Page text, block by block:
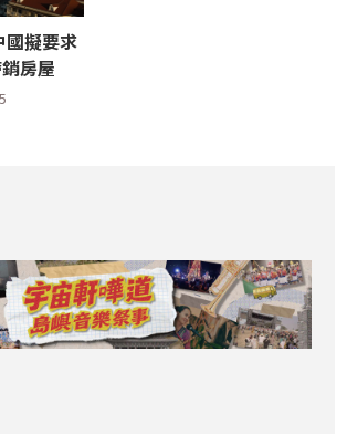
國擬要求
房屋